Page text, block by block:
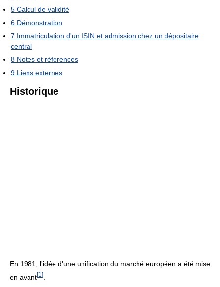
5 Calcul de validité
6 Démonstration
7 Immatriculation d'un ISIN et admission chez un dépositaire
central
8 Notes et références
9 Liens externes
Historique
En 1981, l'idée d'une unification du marché européen a été mise
en avant[1 ]